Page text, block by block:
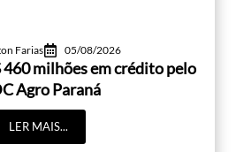
Farias 05/08/2026
460 milhões em crédito pelo
Agro Paraná
LER MAIS...